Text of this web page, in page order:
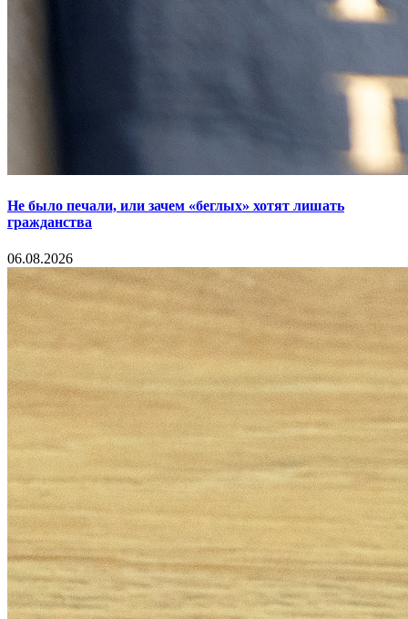
Не было печали, или зачем «беглых» хотят лишать
гражданства
06.08.2026